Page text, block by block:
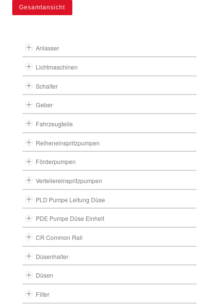
Gesamtansicht
Anlasser
Lichtmaschinen
Schalter
Geber
Fahrzeugteile
Reiheneinspritzpumpen
Förderpumpen
Verteilereinspritzpumpen
PLD Pumpe Leitung Düse
PDE Pumpe Düse Einheit
CR Common Rail
Düsenhalter
Düsen
Filter